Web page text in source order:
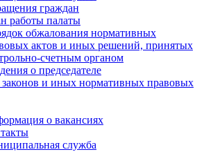
граждан
работы палаты
обжалования нормативных
актов и иных решений, принятых
счетным органом
о председателе
законов и иных нормативных правовых
о вакансиях
служба